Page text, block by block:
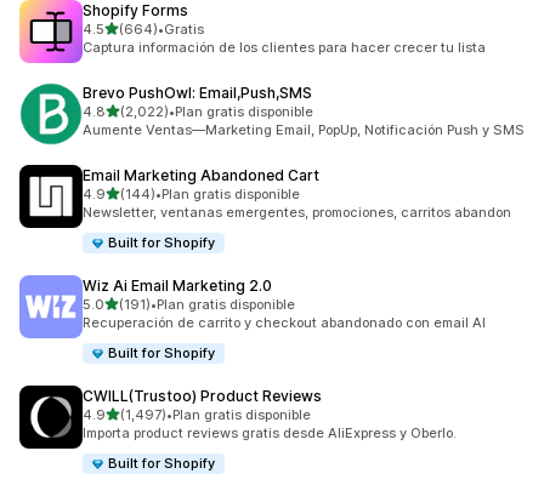
Shopify Forms
4.5de 5 estrellas
(664)
664 reseñas en total
•Gratis
Captura información de los clientes para hacer crecer tu lista
Brevo PushOwl: Email,Push,SMS
4.8de 5 estrellas
(2,022)
2022 reseñas en total
•Plan gratis disponible
Aumente Ventas—Marketing Email, PopUp, Notificación Push y SMS
Email Marketing Abandoned Cart
4.9de 5 estrellas
(144)
144 reseñas en total
•Plan gratis disponible
Newsletter, ventanas emergentes, promociones, carritos abandon
Built for Shopify
Wiz Ai Email Marketing 2.0
5.0de 5 estrellas
(191)
191 reseñas en total
•Plan gratis disponible
Recuperación de carrito y checkout abandonado con email AI
Built for Shopify
CWILL(Trustoo) Product Reviews
4.9de 5 estrellas
(1,497)
1497 reseñas en total
•Plan gratis disponible
Importa product reviews gratis desde AliExpress y Oberlo.
Built for Shopify